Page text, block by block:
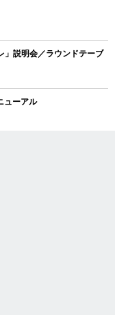
説明会／ラウンドテーブ
ューアル